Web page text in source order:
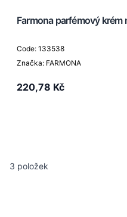
Farmona parfémový krém
Code: 133538
Značka: FARMONA
220,78 Kč
3 položek